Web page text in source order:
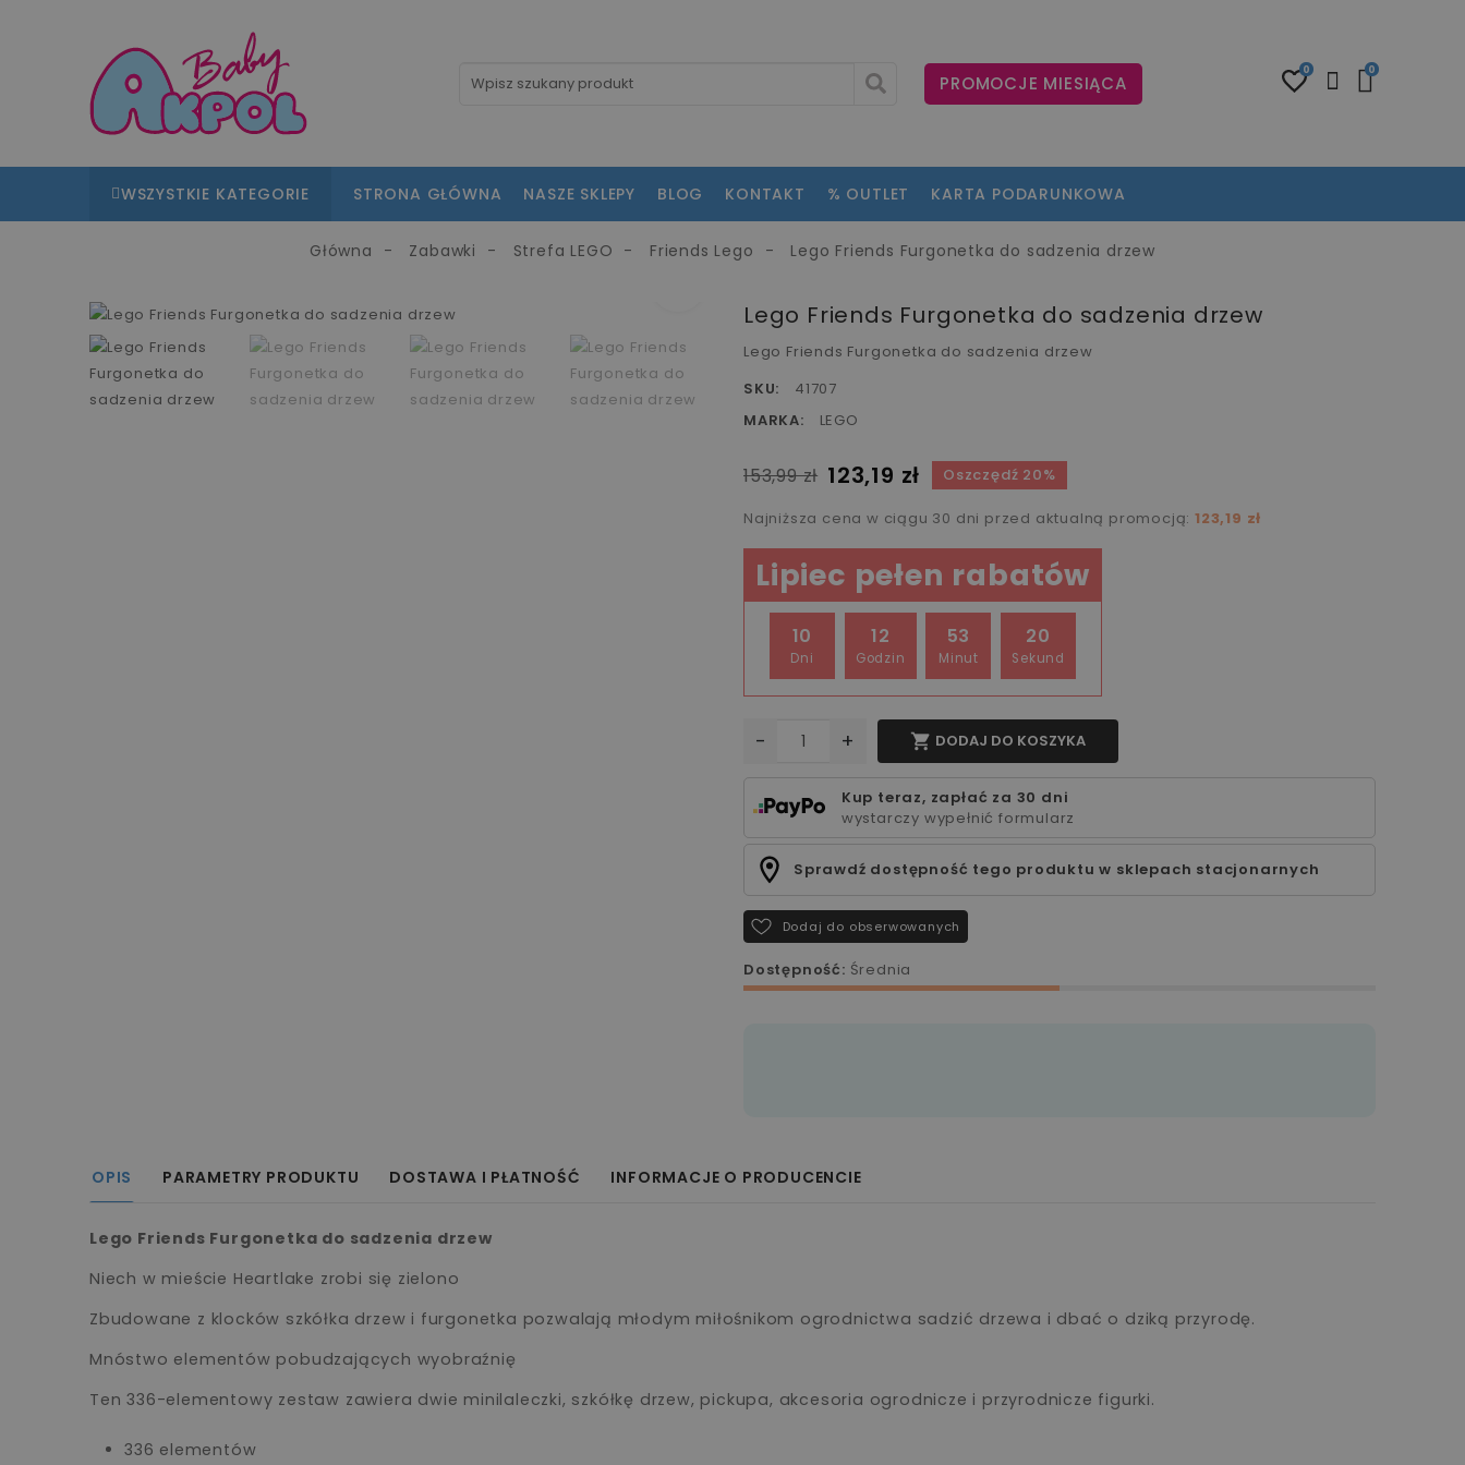
PROMOCJE MIESIĄCA
0 0
WSZYSTKIE KATEGORIE STRONA GŁÓWNA NASZE SKLEPY BLOG KONTAKT % OUTLET KARTA PODARUNKOWA
Główna Zabawki Strefa LEGO Friends Lego Lego Friends Furgonetka do sadzenia drzew
Lego Friends Furgonetka do sadzenia drzew
Lego Friends Furgonetka do sadzenia drzew
SKU:
41707
MARKA:
LEGO
153,99 zł 123,19 zł Oszczędź 20%
Najniższa cena w ciągu 30 dni przed aktualną promocją: 123,19 zł
Lipiec pełen rabatów
10
Dni
12
Godzin
53
Minut
20
Sekund
- +  DODAJ DO KOSZYKA
Kup teraz, zapłać za 30 dni
wystarczy wypełnić formularz
Sprawdź dostępność tego produktu w sklepach stacjonarnych
Dodaj do obserwowanych
Dostępność: Średnia
OPIS PARAMETRY PRODUKTU DOSTAWA I PŁATNOŚĆ INFORMACJE O PRODUCENCIE
Lego Friends Furgonetka do sadzenia drzew
Niech w mieście Heartlake zrobi się zielono
Zbudowane z klocków szkółka drzew i furgonetka pozwalają młodym miłośnikom ogrodnictwa sadzić drzewa i dbać o dziką przyrodę.
Mnóstwo elementów pobudzających wyobraźnię
Ten 336-elementowy zestaw zawiera dwie minilaleczki, szkółkę drzew, pickupa, akcesoria ogrodnicze i przyrodnicze figurki.
336 elementów